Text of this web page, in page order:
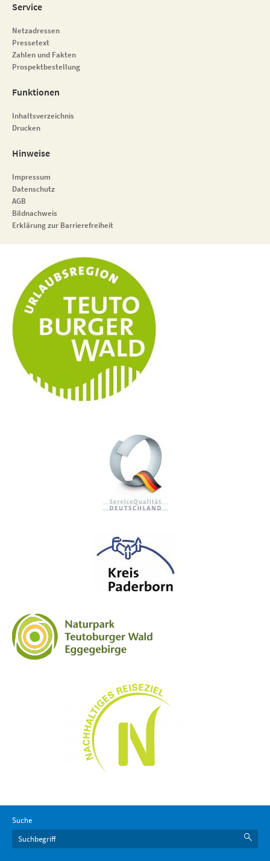
Service
Netzadressen
Pressetext
Zahlen und Fakten
Prospektbestellung
Funktionen
Inhaltsverzeichnis
Drucken
Hinweise
Impressum
Datenschutz
AGB
Bildnachweis
Erklärung zur Barrierefreiheit
Suche